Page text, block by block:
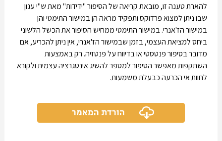
להארת טענה זו, מובאת קריאה של הסיפור "ידידות" מאת ש"י עגון
שבו ניתן למצוא פרדוקס ותפקיד מראה הן במישור התימטי והן
במישור הז'אנרי. במישור התימטי ממחיש הסיפור את הכשל הלשוני
ביחס למציאת העצמי, בזמן שבמישור הז'אנרי, אין ניתן להכריע, אם
מדובר בסיפור פנטסטי או בדיווח על פנטזיה. רק באמצעות
השתקפות מאפשר הסיפור למספר להשיג אינטגרציה עצמית ולקורא
לחוות אי הכרעה כבעלת משמעות.
הורדת המאמר